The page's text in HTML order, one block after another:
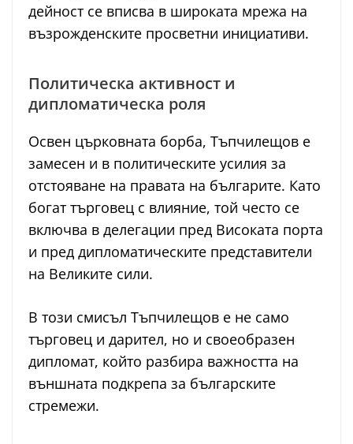
дейност се вписва в широката мрежа на
възрожденските просветни инициативи.
Политическа активност и
дипломатическа роля
Освен църковната борба, Тъпчилещов е
замесен и в политическите усилия за
отстояване на правата на българите. Като
богат търговец с влияние, той често се
включва в делегации пред Високата порта
и пред дипломатическите представители
на Великите сили.
В този смисъл Тъпчилещов е не само
търговец и дарител, но и своеобразен
дипломат, който разбира важността на
външната подкрепа за българските
стремежи.